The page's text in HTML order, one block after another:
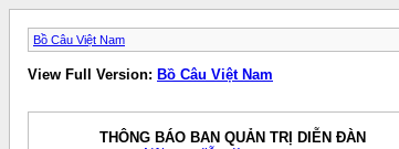
Bồ Câu Việt Nam
View Full Version: Bồ Câu Việt Nam
THÔNG BÁO BAN QUẢN TRỊ DIỄN ĐÀN